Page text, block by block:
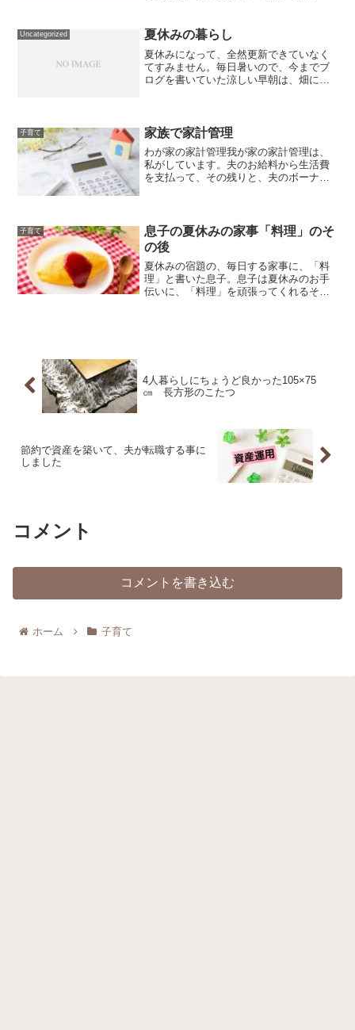
も、その後、家に帰ると、学校や遊びで
疲れて、駄々をこねたり、...
Uncategorized 夏休みの暮らし
夏休みになって、全然更新できていなく
てすみません。毎日暑いので、今までブ
ログを書いていた涼しい早朝は、畑に出
に頑張っています。日中は...
子育て 家族で家計管理
わが家の家計管理我が家の家計管理は、
私がしています。夫のお給料から生活費
を支払って、その残りと、夫のボーナス
子育て
息子の夏休みの家事「料理」のそ
の後
夏休みの宿題の、毎日する家事に、「料
理」と書いた息子。息子は夏休みのお手
伝いに、「料理」を頑張ってくれるそ
4人暮らしにちょうど良かった105×75
㎝ 長方形のこたつ
節約で資産を築いて、夫が転職する事に
しました
コメント
コメントを書き込む
ホーム 子育て